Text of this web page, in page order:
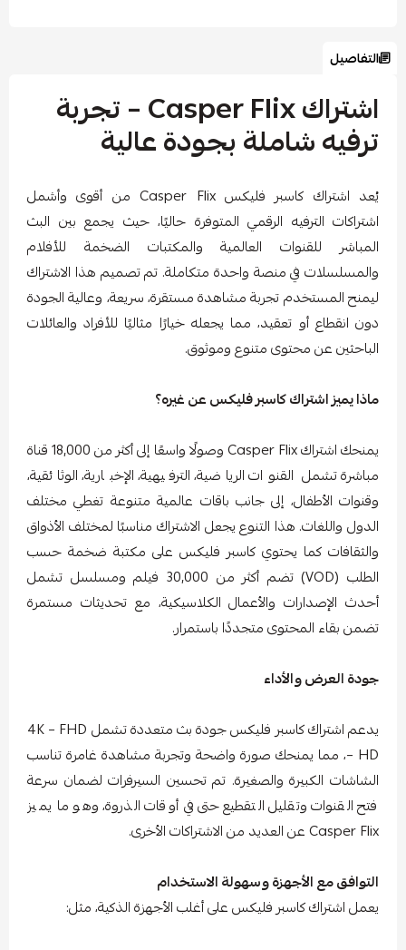
التفاصيل
اشتراك Casper Flix – تجربة
ترفيه شاملة بجودة عالية
يُعد اشتراك كاسبر فليكس Casper Flix من أقوى وأشمل
اشتراكات الترفيه الرقمي المتوفرة حاليًا، حيث يجمع بين البث
المباشر للقنوات العالمية والمكتبات الضخمة للأفلام
والمسلسلات في منصة واحدة متكاملة. تم تصميم هذا الاشتراك
ليمنح المستخدم تجربة مشاهدة مستقرة، سريعة، وعالية الجودة
دون انقطاع أو تعقيد، مما يجعله خيارًا مثاليًا للأفراد والعائلات
الباحثين عن محتوى متنوع وموثوق.
ماذا يميز اشتراك كاسبر فليكس عن غيره؟
يمنحك اشتراك Casper Flix وصولًا واسعًا إلى أكثر من 18,000 قناة
مباشرة تشمل القنوات الرياضية، الترفيهية، الإخبارية، الوثائقية،
وقنوات الأطفال، إلى جانب باقات عالمية متنوعة تغطي مختلف
الدول واللغات. هذا التنوع يجعل الاشتراك مناسبًا لمختلف الأذواق
والثقافات كما يحتوي كاسبر فليكس على مكتبة ضخمة حسب
الطلب (VOD) تضم أكثر من 30,000 فيلم ومسلسل تشمل
أحدث الإصدارات والأعمال الكلاسيكية، مع تحديثات مستمرة
تضمن بقاء المحتوى متجددًا باستمرار.
جودة العرض والأداء
يدعم اشتراك كاسبر فليكس جودة بث متعددة تشمل 4K – FHD
– HD، مما يمنحك صورة واضحة وتجربة مشاهدة غامرة تناسب
الشاشات الكبيرة والصغيرة. تم تحسين السيرفرات لضمان سرعة
فتح القنوات وتقليل التقطيع حتى في أوقات الذروة، وهو ما يميز
Casper Flix عن العديد من الاشتراكات الأخرى.
التوافق مع الأجهزة وسهولة الاستخدام
يعمل اشتراك كاسبر فليكس على أغلب الأجهزة الذكية، مثل: